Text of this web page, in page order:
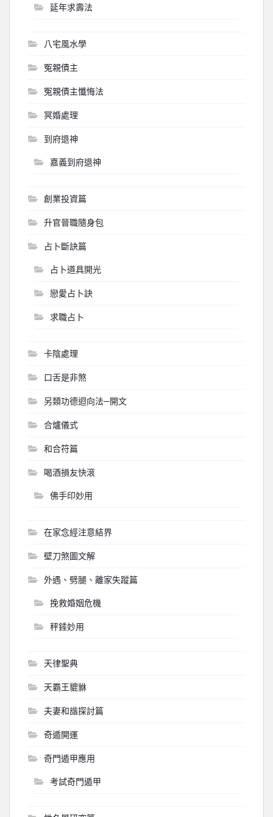
延年求壽法
八宅風水學
冤親債主
冤親債主懺悔法
冥婚處理
到府退神
嘉義到府退神
創業投資篇
升官晉職隨身包
占卜斷訣篇
占卜道具開光
戀愛占卜訣
求職占卜
卡陰處理
口舌是非煞
另類功德迴向法─開文
合爐儀式
和合符篇
喝酒損友快滾
佛手印妙用
在家念經注意結界
壁刀煞圖文解
外遇、劈腿、離家失蹤篇
挽救婚姻危機
秤錘妙用
天律聖典
天霸王貔貅
夫妻和諧探討篇
奇遁開運
奇門遁甲應用
考試奇門遁甲